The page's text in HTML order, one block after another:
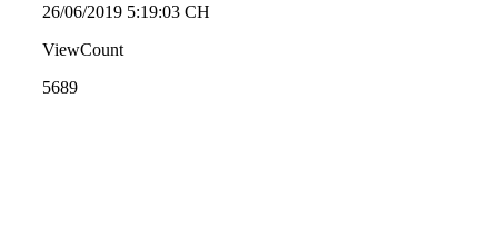
26/06/2019 5:19:03 CH
ViewCount
5689